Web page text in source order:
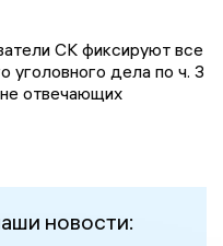
СК фиксируют все
уголовного дела по ч. 3
отвечающих
новости: